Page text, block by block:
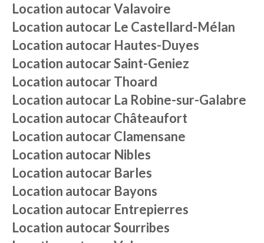
Location autocarValavoire
Location autocar Le Castellard-Mélan
Location autocar Hautes-Duyes
Location autocarSaint-Geniez
Location autocarThoard
Location autocar La Robine-sur-Galabre
Location autocarChâteaufort
Location autocarClamensane
Location autocar Nibles
Location autocar Barles
Location autocar Bayons
Location autocar Entrepierres
Location autocarSourribes